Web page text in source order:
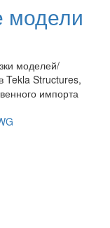
модели
моделей/
Tekla Structures,
импорта